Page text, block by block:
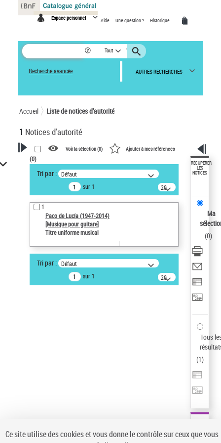
Espace personnel Aide Une question ? Historique
Tout
Recherche avancée AUTRES RECHERCHES
Accueil Liste de notices d’autorité
1 Notices d'autorité
VOTRE RECHERCHE
Recherche avancée dans les
notices d’autorité
Œuvres liées à l'auteur :
Paco de Lucía (1947-2014)
Statut de la notice d’autorité
Type de notice d'autorité
Voir la sélection (0) Ajouter à mes références
(0)
Tri par : Défaut
sur 1
20
résultats/page
1
Paco de Lucía (1947-2014)
[Musique pour guitare]
Titre uniforme musical
Tri par : Défaut
sur 1
20
résultats/page
RÉCUPÉRER
LES
NOTICES
Ma
(0)
Tous
(1)
Panneau de gestion des cookies
Ce site utilise des cookies et vous donne le contrôle sur ceux que vous